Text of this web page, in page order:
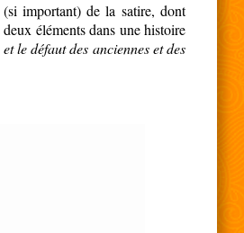
important) de la satire, dont
éléments dans une histoire
le défaut des anciennes et des